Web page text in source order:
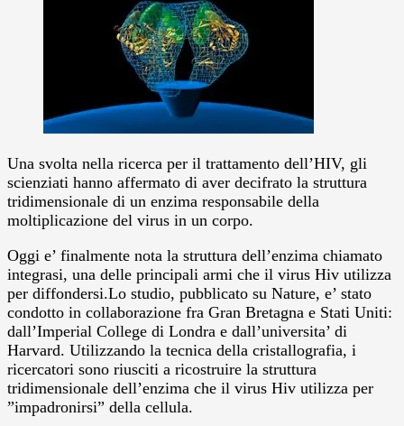
Una svolta nella ricerca per il trattamento dell’HIV, gli
scienziati hanno affermato di aver decifrato la struttura
tridimensionale di un enzima responsabile della
moltiplicazione del virus in un corpo.
Oggi e’ finalmente nota la struttura dell’enzima chiamato
integrasi, una delle principali armi che il virus Hiv utilizza
per diffondersi.Lo studio, pubblicato su Nature, e’ stato
condotto in collaborazione fra Gran Bretagna e Stati Uniti:
dall’Imperial College di Londra e dall’universita’ di
Harvard. Utilizzando la tecnica della cristallografia, i
ricercatori sono riusciti a ricostruire la struttura
tridimensionale dell’enzima che il virus Hiv utilizza per
”impadronirsi” della cellula.